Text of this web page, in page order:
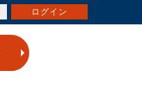
ログイン